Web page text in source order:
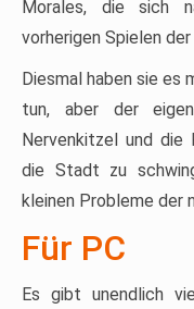
Morales, die sich
vorherigen Spielen
Diesmal haben sie es
tun, aber der
Nervenkitzel und die
die Stadt zu
kleinen Probleme der
Für PC
Es gibt unendlich